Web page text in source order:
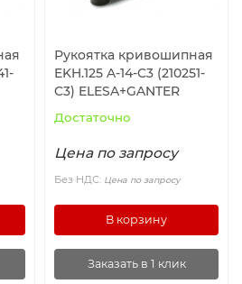
Рукоятка кривошипная
EKH.125 A-14-C3 (210251-
C3) ELESA+GANTER
Достаточно
Цена по запросу
Без НДС: Цена по запросу
В корзину
Заказать в 1 клик